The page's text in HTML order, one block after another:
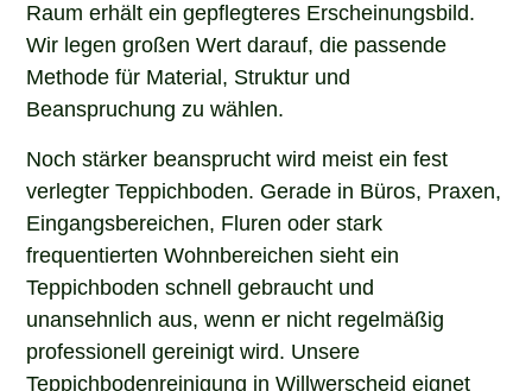
Raum erhält ein gepflegteres Erscheinungsbild.
Wir legen großen Wert darauf, die passende
Methode für Material, Struktur und
Beanspruchung zu wählen.
Noch stärker beansprucht wird meist ein fest
verlegter Teppichboden. Gerade in Büros, Praxen,
Eingangsbereichen, Fluren oder stark
frequentierten Wohnbereichen sieht ein
Teppichboden schnell gebraucht und
unansehnlich aus, wenn er nicht regelmäßig
professionell gereinigt wird. Unsere
Teppichbodenreinigung in Willwerscheid eignet